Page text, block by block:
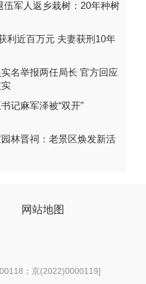
伍军人返乡栽树：20年种树
利近百万元 夫妻获刑10年
名举报两任局长 官方回应
记麻军泽被“双开”
林晋祠：老景区焕发新活
网站地图
；京(2022)0000119]